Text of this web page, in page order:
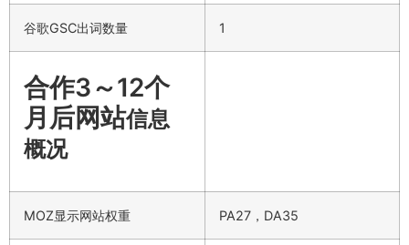
谷歌GSC出词数量 1
合作3～12个
月后网站信息
概况
MOZ显示网站权重 PA27，DA35